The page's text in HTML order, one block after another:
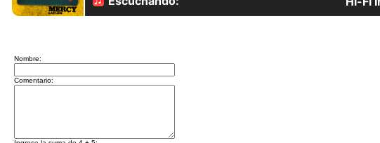
Nombre:
Comentario: